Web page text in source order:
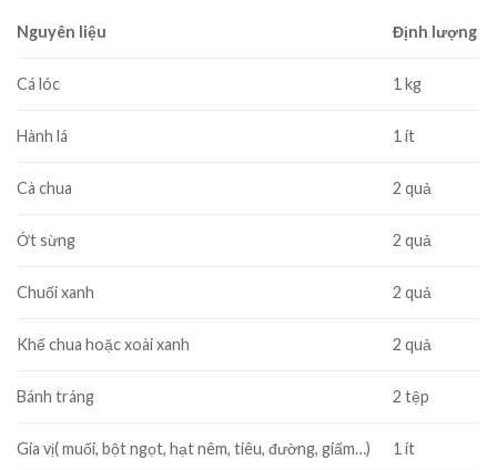
Nguyên liệu Định lượng
Cá lóc 1 kg
Hành lá 1 ít
Cà chua 2 quả
Ớt sừng 2 quả
Chuối xanh 2 quả
Khế chua hoặc xoài xanh 2 quả
Bánh tráng 2 tệp
Gia vị( muối, bột ngọt, hạt nêm, tiêu, đường, giấm…) 1 ít